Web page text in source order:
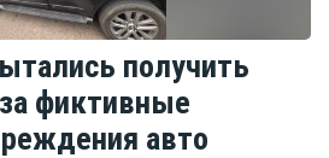
получить
фиктивные
авто